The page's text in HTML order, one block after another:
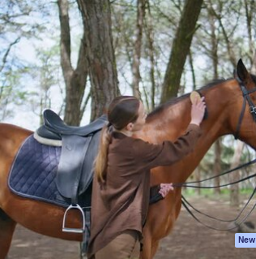
para você direcionar
Mais de 1 milhão de
criativos, empresas,
Produtos
Spaces
Assistente de IA
Gerador de
imagens
Gerador de vídeos
Texto para voz
Conteúdo de stock
MCP para
Claude/ChatGPT
New